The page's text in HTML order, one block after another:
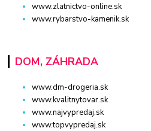
www.zlatnictvo-online.sk
www.rybarstvo-kamenik.sk
DOM, ZÁHRADA
www.dm-drogeria.sk
www.kvalitnytovar.sk
www.najvypredaj.sk
www.topvypredaj.sk